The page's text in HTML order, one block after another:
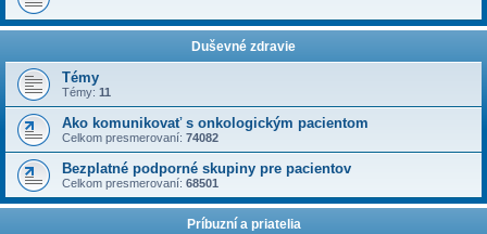
Duševné zdravie
Témy
Témy: 11
Ako komunikovať s onkologickým pacientom
Celkom presmerovaní: 74082
Bezplatné podporné skupiny pre pacientov
Celkom presmerovaní: 68501
Príbuzní a priatelia